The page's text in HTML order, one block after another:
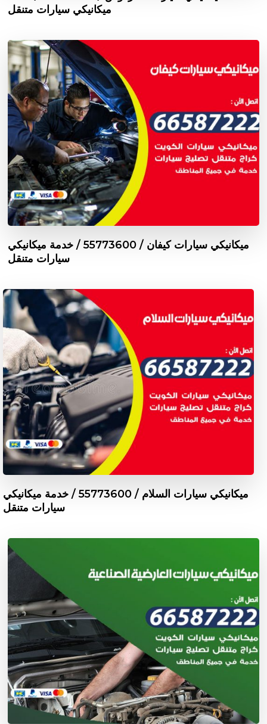
ميكانيكي سيارات متنقل
ميكانيكي سيارات كيفان / 55773600‬ / خدمة ميكانيكي
سيارات متنقل
ميكانيكي سيارات السلام / 55773600‬ / خدمة ميكانيكي
سيارات متنقل